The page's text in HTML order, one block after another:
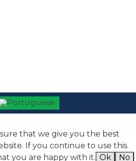
that we give you the best
If you continue to use this
you are happy with it. Ok No